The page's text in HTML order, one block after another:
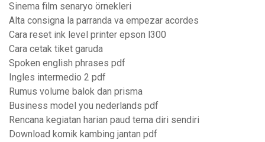
Sinema film senaryo örnekleri
Alta consigna la parranda va empezar acordes
Cara reset ink level printer epson l300
Cara cetak tiket garuda
Spoken english phrases pdf
Ingles intermedio 2 pdf
Rumus volume balok dan prisma
Business model you nederlands pdf
Rencana kegiatan harian paud tema diri sendiri
Download komik kambing jantan pdf